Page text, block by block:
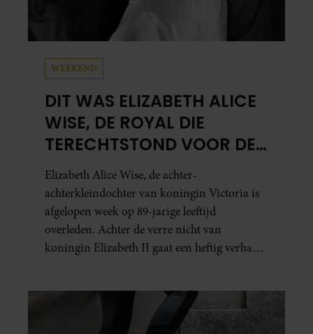
WEEKEND
DIT WAS ELIZABETH ALICE
WISE, DE ROYAL DIE
TERECHTSTOND VOOR DE
DOOD VAN HAAR BABY
Elizabeth Alice Wise, de achter-
achterkleindochter van koningin Victoria is
afgelopen week op 89-jarige leeftijd
overleden. Achter de verre nicht van
koningin Elizabeth II gaat een heftig verhaal